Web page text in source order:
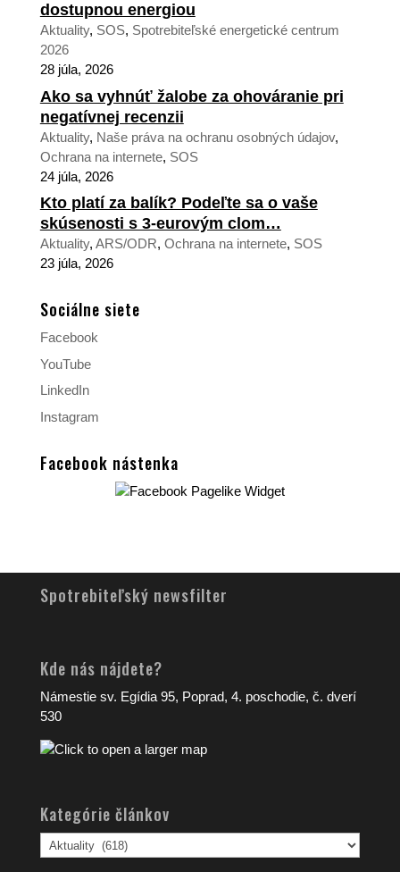
dostupnou energiou
Aktuality, SOS, Spotrebiteľské energetické centrum
2026
28 júla, 2026
Ako sa vyhnúť žalobe za ohováranie pri
negatívnej recenzii
Aktuality, Naše práva na ochranu osobných údajov,
Ochrana na internete, SOS
24 júla, 2026
Kto platí za balík? Podeľte sa o vaše
skúsenosti s 3-eurovým clom…
Aktuality, ARS/ODR, Ochrana na internete, SOS
23 júla, 2026
Sociálne siete
Facebook
YouTube
LinkedIn
Instagram
Facebook nástenka
Spotrebiteľský newsfilter
Kde nás nájdete?
Námestie sv. Egídia 95, Poprad, 4. poschodie, č. dverí
530
Kategórie článkov
Kategórie
článkov